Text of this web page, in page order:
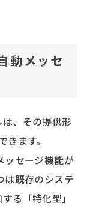
動メッセ
、その提供形
ます。
ッセージ機能が
は既存のシステ
る「特化型」